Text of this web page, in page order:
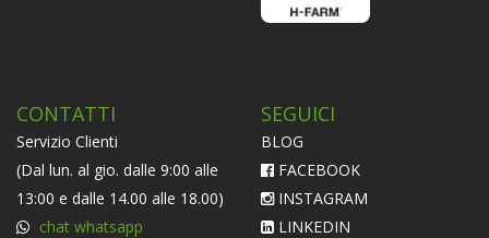
CONTATTI
Servizio Clienti
(Dal lun. al gio. dalle 9:00 alle
13:00 e dalle 14.00 alle 18.00)
chat whatsapp
SEGUICI
BLOG
FACEBOOK
INSTAGRAM
LINKEDIN